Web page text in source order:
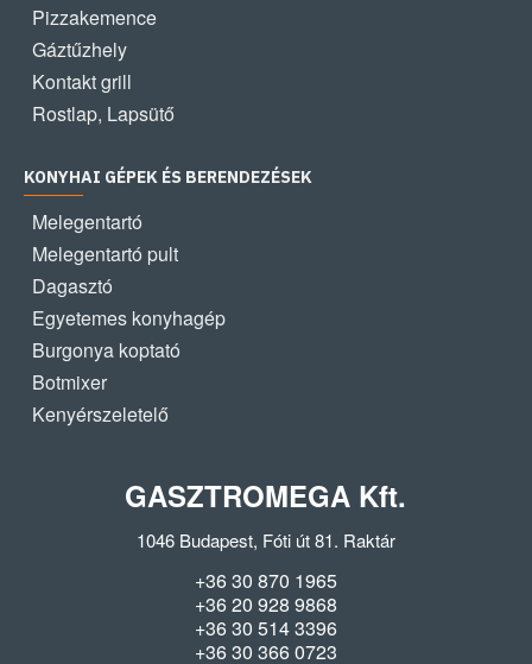
Pizzakemence
Gáztűzhely
Kontakt grill
Rostlap, Lapsütő
KONYHAI GÉPEK ÉS BERENDEZÉSEK
Melegentartó
Melegentartó pult
Dagasztó
Egyetemes konyhagép
Burgonya koptató
Botmixer
Kenyérszeletelő
GASZTROMEGA Kft.
1046 Budapest, Fóti út 81. Raktár
+36 30 870 1965
+36 20 928 9868
+36 30 514 3396
+36 30 366 0723